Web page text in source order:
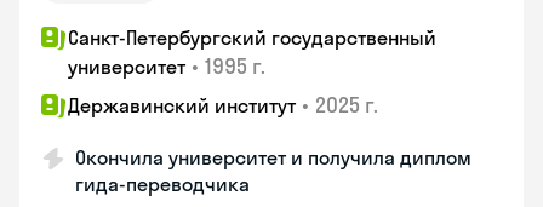
Санкт-Петербургский государственный
университет • 1995 г.
Державинский институт • 2025 г.
Окончила университет и получила диплом
гида-переводчика